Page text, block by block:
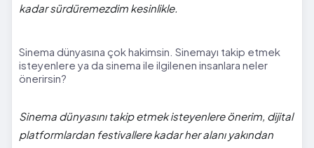
kadar sürdüremezdim kesinlikle.
Sinema dünyasına çok hakimsin. Sinemayı takip etmek
isteyenlere ya da sinema ile ilgilenen insanlara neler
önerirsin?
Sinema dünyasını takip etmek isteyenlere önerim, dijital
platformlardan festivallere kadar her alanı yakından